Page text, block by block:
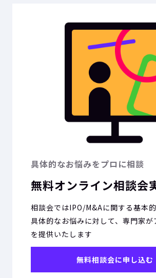
具体的なお悩みをプロに相談
無料オンライン相談会
相談会ではIPO/M&Aに関する基本
具体的なお悩みに対して、専門家が
を提供いたします
無料相談会に申し込む